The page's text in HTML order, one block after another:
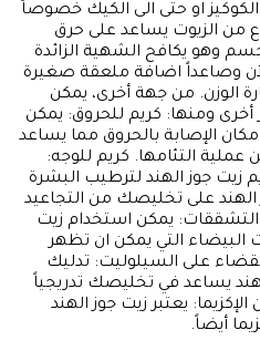
او حتى الى الكيك خصوصاً
من الزيوت يساعد على حرق
وهو يكافح الشهية الزائدة
وصاعداً اضافة ملعقة صغيرة
الوزن. من جهة أخرى، يمكن
أخرى ومنها: كريم للحروق: يمكن
الإصابة بالحروق مما يساعد
التئامها. كريم للوجه:
جوز الهند لترطيب البشرة
الهند على تخليصك من التجاعيد
التشققات: يمكن استخدام زيت
البيضاء التي يمكن ان تظهر
على السيلوليت: تدليك
يساعد في تخليصك تدريجياً
يعتبر زيت جوز الهند
أيضاً.